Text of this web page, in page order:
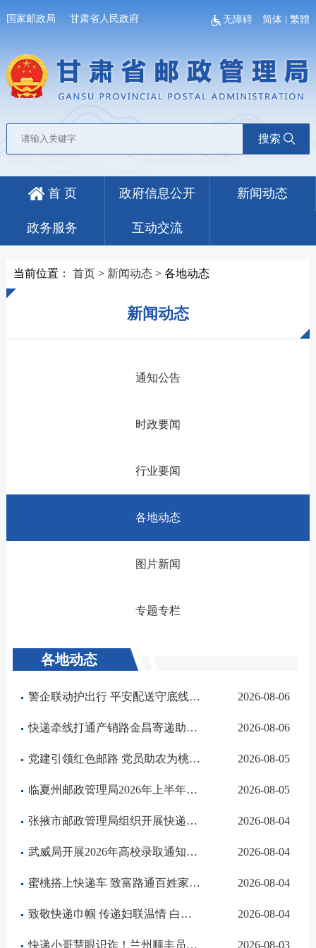
国家邮政局 甘肃省人民政府 无障碍 简体 |繁體
搜索
首 页 政府信息公开 新闻动态
政务服务 互动交流
当前位置： 首页> 新闻动态> 各地动态
新闻动态
通知公告
时政要闻
行业要闻
各地动态
图片新闻
专题专栏
各地动态
警企联动护出行 平安配送守底线—临泽县快递企业开展道路交通安全专题培训 2026-08-06
快递牵线打通产销路金昌寄递助力永昌县杏子飘香 2026-08-06
党建引领红色邮路 党员助农为桃乡赋能 2026-08-05
临夏州邮政管理局2026年上半年工作获州政府通报表扬 2026-08-05
张掖市邮政管理局组织开展快递员职业技能等级认定考试 2026-08-04
武威局开展2026年高校录取通知书寄递服务专项检查 2026-08-04
蜜桃搭上快递车 致富路通百姓家——兰州皋兰什川蜜桃寄递助力乡村产业振兴 2026-08-04
致敬快递巾帼 传递妇联温情 白银市邮政管理局联合市快递行业妇女联合会开展慰问活动 2026-08-04
快递小哥慧眼识诈！兰州顺丰员工协助警方拦截电诈 2026-08-03